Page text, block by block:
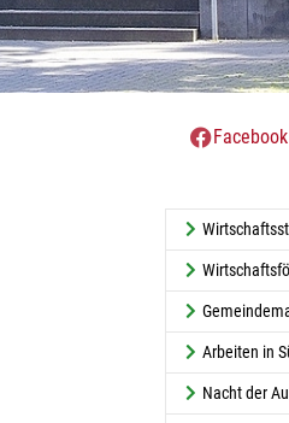
Facebook
Arbeiten in
Nacht der